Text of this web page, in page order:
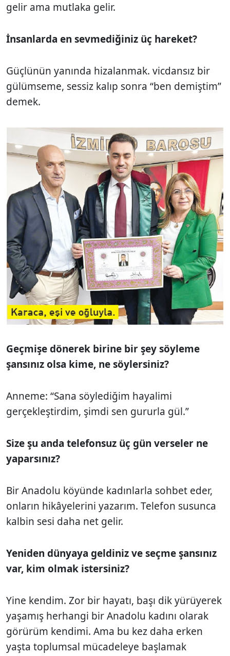
gelir ama mutlaka gelir.
İnsanlarda en sevmediğiniz üç hareket?
Güçlünün yanında hizalanmak. vicdansız bir
gülümseme, sessiz kalıp sonra “ben demiştim”
demek.
Geçmişe dönerek birine bir şey söyleme
şansınız olsa kime, ne söylersiniz?
Anneme: “Sana söylediğim hayalimi
gerçekleştirdim, şimdi sen gururla gül.”
Size şu anda telefonsuz üç gün verseler ne
yaparsınız?
Bir Anadolu köyünde kadınlarla sohbet eder,
onların hikâyelerini yazarım. Telefon susunca
kalbin sesi daha net gelir.
Yeniden dünyaya geldiniz ve seçme şansınız
var, kim olmak istersiniz?
Yine kendim. Zor bir hayatı, başı dik yürüyerek
yaşamış herhangi bir Anadolu kadını olarak
görürüm kendimi. Ama bu kez daha erken
yaşta toplumsal mücadeleye başlamak